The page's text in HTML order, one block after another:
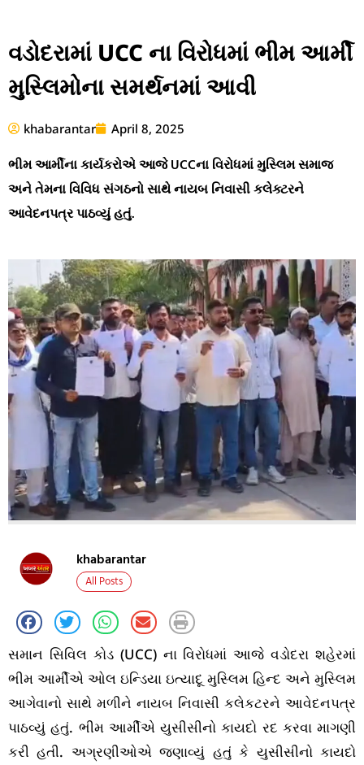
વડોદરામાં UCC ના વિરોધમાં ભીમ આર્મી
મુસ્લિમોના સમર્થનમાં આવી
khabarantar April 8, 2025
ભીમ આર્મીના કાર્યકરોએ આજે UCCના વિરોધમાં મુસ્લિમ સમાજ
અને તેમના વિવિધ સંગઠનો સાથે નાયબ નિવાસી કલેક્ટરને
આવેદનપત્ર પાઠવ્યું હતું.
khabarantar
All Posts
સમાન સિવિલ કોડ (UCC) ના વિરોધમાં આજે વડોદરા શહેરમાં
ભીમ આર્મીએ ઓલ ઇન્ડિયા ઇત્યાદૂ મુસ્લિમ હિન્દ અને મુસ્લિમ
આગેવાનો સાથે મળીને નાયબ નિવાસી કલેકટરને આવેદનપત્ર
પાઠવ્યું હતું. ભીમ આર્મીએ યુસીસીનો કાયદો રદ કરવા માગણી
કરી હતી. અગ્રણીઓએ જણાવ્યું હતું કે યુસીસીનો કાયદો